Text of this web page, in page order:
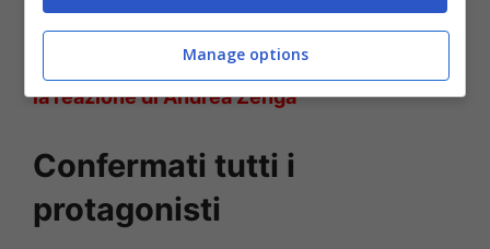
Leggi anche ——>“C’è stato un bacio tra noi”,
Rosalinda Cannavò confessione pericolosa,
la reazione di Andrea Zenga
Confermati tutti i
protagonisti
Manage options